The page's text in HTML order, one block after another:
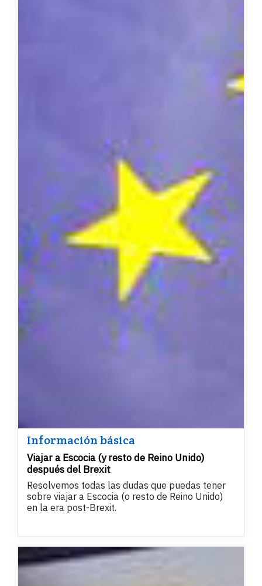
Información básica
Viajar a Escocia (y resto de Reino Unido)
después del Brexit
Resolvemos todas las dudas que puedas tener
sobre viajar a Escocia (o resto de Reino Unido)
en la era post-Brexit.